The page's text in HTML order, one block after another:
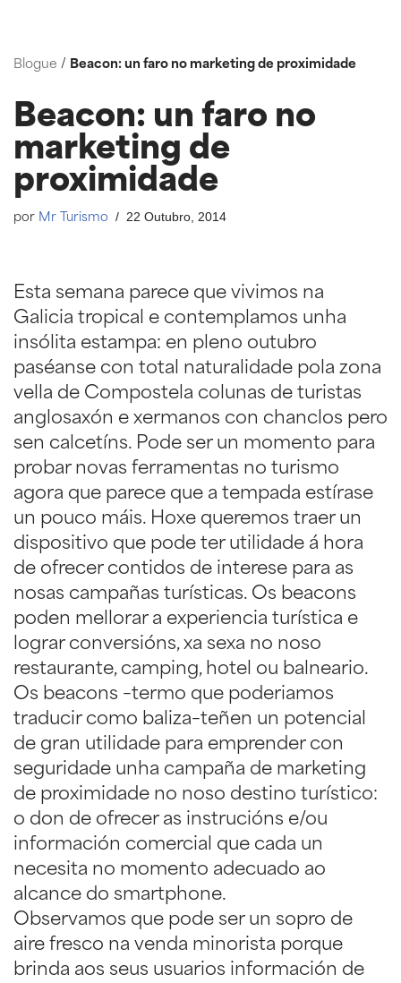
ao
Blogue / Beacon: un faro no marketing de proximidade
Beacon: un faro no
marketing de
proximidade
por Mr Turismo 22 Outubro, 2014
Esta semana parece que vivimos na
Galicia tropical e contemplamos unha
insólita estampa: en pleno outubro
paséanse con total naturalidade pola zona
vella de Compostela colunas de turistas
anglosaxón e xermanos con chanclos pero
sen calcetíns. Pode ser un momento para
probar novas ferramentas no turismo
agora que parece que a tempada estírase
un pouco máis. Hoxe queremos traer un
dispositivo que pode ter utilidade á hora
de ofrecer contidos de interese para as
nosas campañas turísticas. Os beacons
poden mellorar a experiencia turística e
lograr conversións, xa sexa no noso
restaurante, camping, hotel ou balneario.
Os beacons –termo que poderiamos
traducir como baliza–teñen un potencial
de gran utilidade para emprender con
seguridade unha campaña de marketing
de proximidade no noso destino turístico:
o don de ofrecer as instrucións e/ou
información comercial que cada un
necesita no momento adecuado ao
alcance do smartphone.
Observamos que pode ser un sopro de
aire fresco na venda minorista porque
brinda aos seus usuarios información de